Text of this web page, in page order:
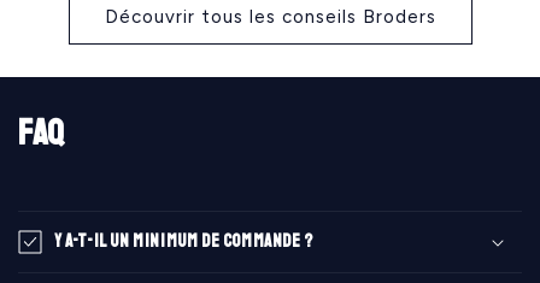
Découvrir tous les conseils Broders
FAQ
Y a-t-il un minimum de commande ?